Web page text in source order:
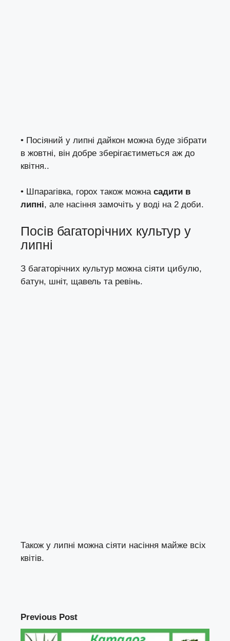
• Посіяний у липні дайкон можна буде зібрати
в жовтні, він добре зберігаєтиметься аж до
квітня..
• Шпарагівка, горох також можнасадити в
липні, але насіння замочіть у воді на 2 доби.
Посів багаторічних культур у
липні
З багаторічних культур можна сіяти цибулю,
батун, шніт, щавель та ревінь.
Також у липні можна сіяти насіння майже всіх
квітів.
Previous Post